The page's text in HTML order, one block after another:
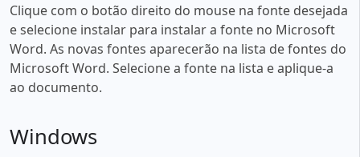
Clique com o botão direito do mouse na fonte desejada
e selecione instalar para instalar a fonte no Microsoft
Word. As novas fontes aparecerão na lista de fontes do
Microsoft Word. Selecione a fonte na lista e aplique-a
ao documento.
Windows